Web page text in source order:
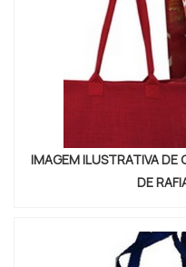
pela segurança,
Comércio de ...
IMAGEM ILUSTRATIVA DE
DE